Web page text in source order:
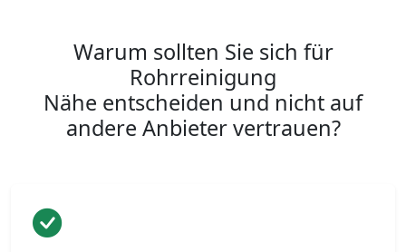
Warum sollten Sie sich für
Rohrreinigung
Nähe entscheiden und nicht auf
andere Anbieter vertrauen?